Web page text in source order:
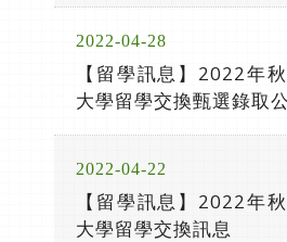
2022-04-28
【留學訊息】2022年
大學留學交換甄選錄取
2022-04-22
【留學訊息】2022年
大學留學交換訊息